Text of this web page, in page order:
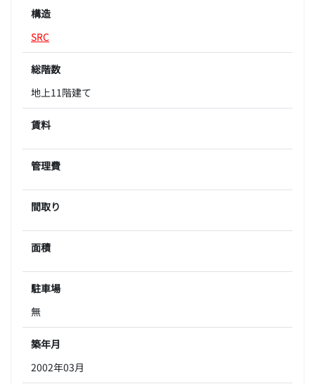
構造
SRC
総階数
地上11階建て
賃料
管理費
間取り
面積
駐車場
無
築年月
2002年03月